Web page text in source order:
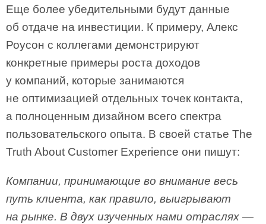
Еще более убедительными будут данные
об отдаче на инвестиции. К примеру, Алекс
Роусон с коллегами демонстрируют
конкретные примеры роста доходов
у компаний, которые занимаются
не оптимизацией отдельных точек контакта,
а полноценным дизайном всего спектра
пользовательского опыта. В своей статье The
Truth About Customer Experience они пишут:
Компании, принимающие во внимание весь
путь клиента, как правило, выигрывают
на рынке. В двух изученных нами отраслях —